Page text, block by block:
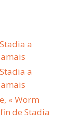
a
a
« Worm
de Stadia